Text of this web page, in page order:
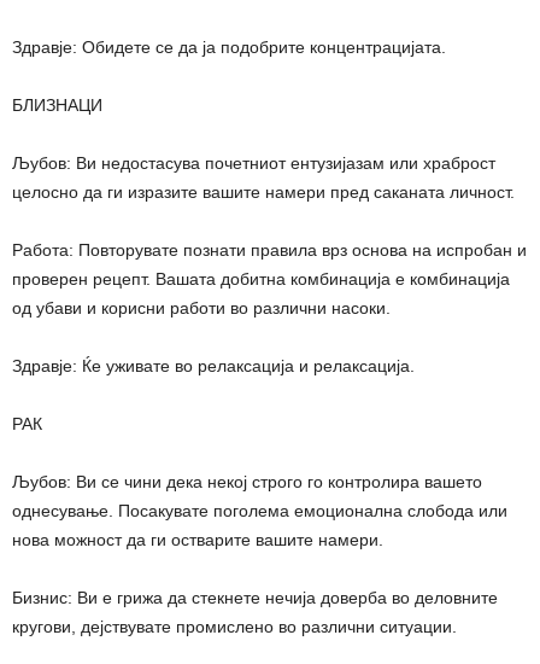
Здравје: Обидете се да ја подобрите концентрацијата.
БЛИЗНАЦИ
Љубов: Ви недостасува почетниот ентузијазам или храброст
целосно да ги изразите вашите намери пред саканата личност.
Работа: Повторувате познати правила врз основа на испробан и
проверен рецепт. Вашата добитна комбинација е комбинација
од убави и корисни работи во различни насоки.
Здравје: Ќе уживате во релаксација и релаксација.
РАК
Љубов: Ви се чини дека некој строго го контролира вашето
однесување. Посакувате поголема емоционална слобода или
нова можност да ги остварите вашите намери.
Бизнис: Ви е грижа да стекнете нечија доверба во деловните
кругови, дејствувате промислено во различни ситуации.